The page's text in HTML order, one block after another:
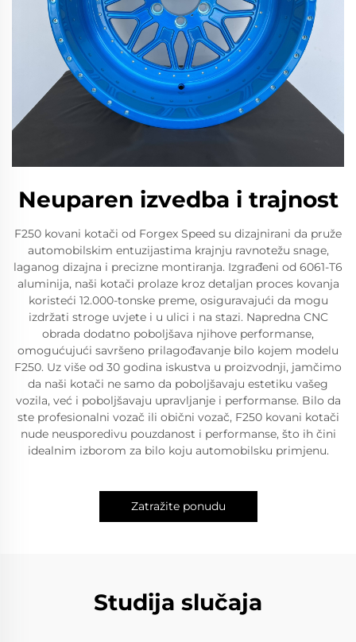
Neuparen izvedba i trajnost
F250 kovani kotači od Forgex Speed su dizajnirani da pruže
automobilskim entuzijastima krajnju ravnotežu snage,
laganog dizajna i precizne montiranja. Izgrađeni od 6061-T6
aluminija, naši kotači prolaze kroz detaljan proces kovanja
koristeći 12.000-tonske preme, osiguravajući da mogu
izdržati stroge uvjete i u ulici i na stazi. Napredna CNC
obrada dodatno poboljšava njihove performanse,
omogućujući savršeno prilagođavanje bilo kojem modelu
F250. Uz više od 30 godina iskustva u proizvodnji, jamčimo
da naši kotači ne samo da poboljšavaju estetiku vašeg
vozila, već i poboljšavaju upravljanje i performanse. Bilo da
ste profesionalni vozač ili obični vozač, F250 kovani kotači
nude neusporedivu pouzdanost i performanse, što ih čini
idealnim izborom za bilo koju automobilsku primjenu.
Zatražite ponudu
Studija slučaja